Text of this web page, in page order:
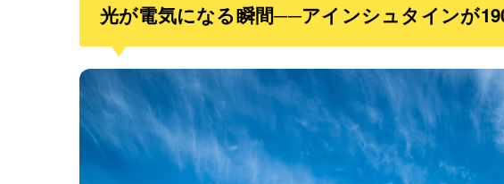
光が電気になる瞬間──アインシュタインが